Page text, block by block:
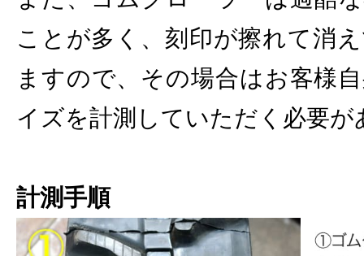
ことが多く、刻印が擦れて消
ますので、その場合はお客様
イズを計測していただく必要が
計測手順